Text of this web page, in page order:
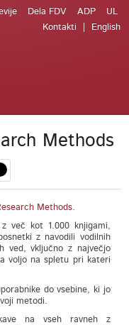
Dela FDV ADP
UL
Kontakti
English
Methods
Methods.
več kot 1.000 knjigami,
z navodili vodilnih
ved, vključno z največjo
voljo na spletu pri kateri
do vsebine, ki jo
metodi.
na vseh ravneh z